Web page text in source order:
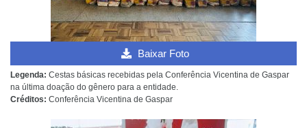
Baixar Foto
Legenda: Cestas básicas recebidas pela Conferência Vicentina de Gaspar
na última doação do gênero para a entidade.
Créditos: Conferência Vicentina de Gaspar